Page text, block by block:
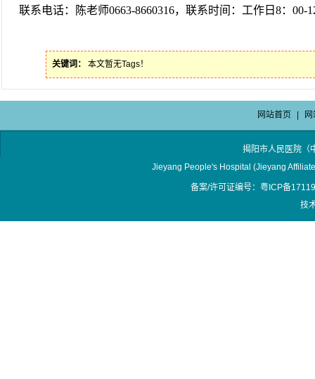
联系电话：
陈老师0663-8660316，联系时间：工作日8：00-
关键词： 本文暂无Tags！
网站首页
揭阳市人民医院
Jieyang People's Hospital (Jieyang
备案/许可证编号：粤ICP备
技